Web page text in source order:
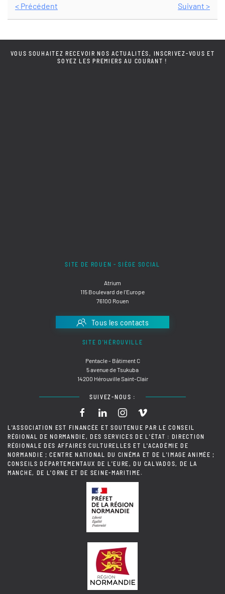
< Précédent Suivant >
VOUS SOUHAITEZ RECEVOIR NOS ACTUALITÉS, INSCRIVEZ-VOUS ET
SOYEZ LES PREMIERS AU COURANT !
SITE DE ROUEN - SIÈGE SOCIAL
Atrium
115 Boulevard de l'Europe
76100 Rouen
Tous les contacts
SITE D'HÉROUVILLE
Pentacle - Bâtiment C
5 avenue de Tsukuba
14200 Hérouville Saint-Clair
SUIVEZ-NOUS :
L'ASSOCIATION EST FINANCÉE ET SOUTENUE PAR LE CONSEIL
RÉGIONAL DE NORMANDIE, DES SERVICES DE L'ÉTAT : DIRECTION
RÉGIONALE DES AFFAIRES CULTURELLES ET L'ACADÉMIE DE
NORMANDIE ; CENTRE NATIONAL DU CINÉMA ET DE L'IMAGE ANIMÉE ;
CONSEILS DÉPARTEMENTAUX DE L'EURE, DU CALVADOS, DE LA
MANCHE, DE L'ORNE ET DE SEINE-MARITIME.